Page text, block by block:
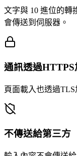
文字與 10 進位的轉
會傳送到伺服器。
通訊透過HTTPS
頁面載入也透過
不傳送給第三方